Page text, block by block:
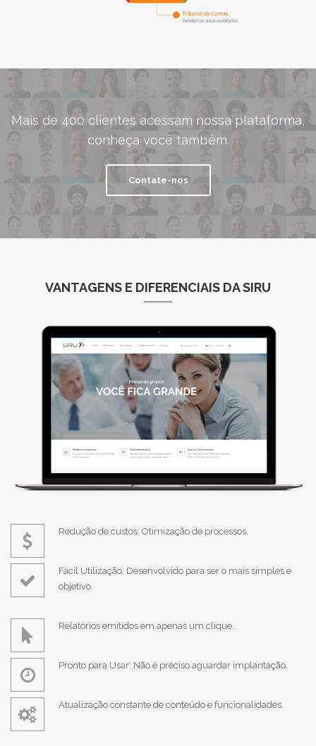
Mais de 400 clientes acessam nossa plataforma,
conheça você também.
Contate-nos
VANTAGENS E DIFERENCIAIS DA SIRU
Redução de custos: Otimização de processos.
Fácil Utilização: Desenvolvido para ser o mais simples e
objetivo.
Relatórios emitidos em apenas um clique.
Pronto para Usar: Não é preciso aguardar implantação.
Atualização constante de conteúdo e funcionalidades.